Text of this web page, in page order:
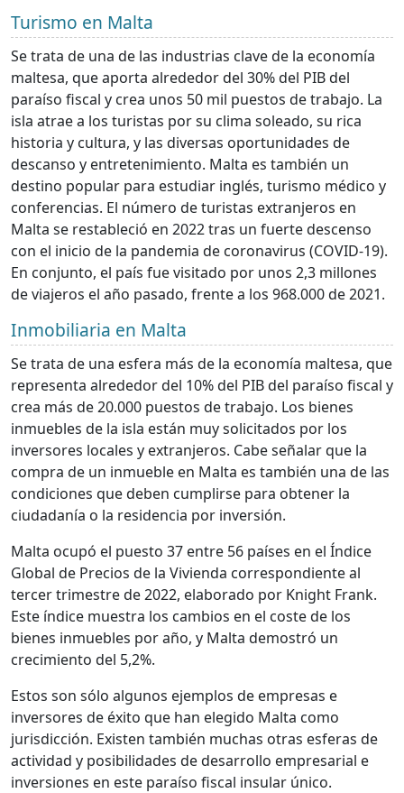
Turismo en Malta
Se trata de una de las industrias clave de la economía
maltesa, que aporta alrededor del 30% del PIB del
paraíso fiscal y crea unos 50 mil puestos de trabajo. La
isla atrae a los turistas por su clima soleado, su rica
historia y cultura, y las diversas oportunidades de
descanso y entretenimiento. Malta es también un
destino popular para estudiar inglés, turismo médico y
conferencias. El número de turistas extranjeros en
Malta se restableció en 2022 tras un fuerte descenso
con el inicio de la pandemia de coronavirus (COVID-19).
En conjunto, el país fue visitado por unos 2,3 millones
de viajeros el año pasado, frente a los 968.000 de 2021.
Inmobiliaria en Malta
Se trata de una esfera más de la economía maltesa, que
representa alrededor del 10% del PIB del paraíso fiscal y
crea más de 20.000 puestos de trabajo. Los bienes
inmuebles de la isla están muy solicitados por los
inversores locales y extranjeros. Cabe señalar que la
compra de un inmueble en Malta es también una de las
condiciones que deben cumplirse para obtener la
ciudadanía o la residencia por inversión.
Malta ocupó el puesto 37 entre 56 países en el Índice
Global de Precios de la Vivienda correspondiente al
tercer trimestre de 2022, elaborado por Knight Frank.
Este índice muestra los cambios en el coste de los
bienes inmuebles por año, y Malta demostró un
crecimiento del 5,2%.
Estos son sólo algunos ejemplos de empresas e
inversores de éxito que han elegido Malta como
jurisdicción. Existen también muchas otras esferas de
actividad y posibilidades de desarrollo empresarial e
inversiones en este paraíso fiscal insular único.